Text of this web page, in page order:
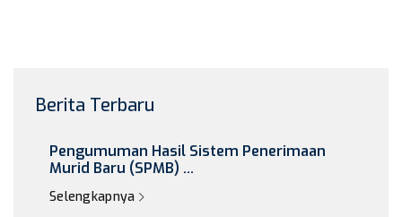
Berita Terbaru
Pengumuman Hasil Sistem Penerimaan
Murid Baru (SPMB) ...
Selengkapnya